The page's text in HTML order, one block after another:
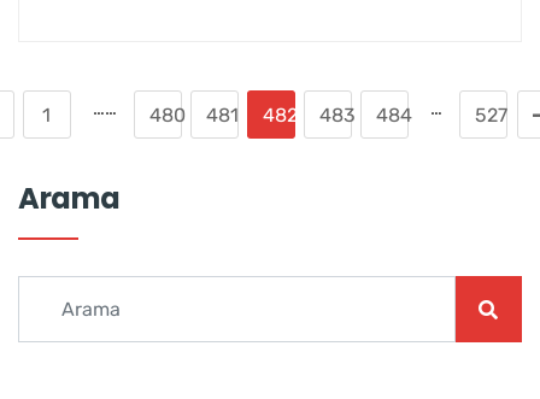
1 …… 480 481 482 483 484 … 527
Arama